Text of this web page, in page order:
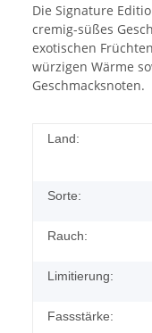
Die Signature
cremig-süßes
exotischen
würzigen Wärme
Geschmacksnoten.
Land:
Sorte:
Rauch:
Limitierung:
Fassstärke: